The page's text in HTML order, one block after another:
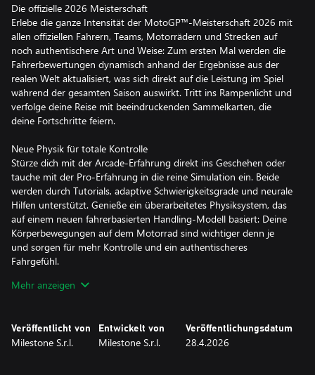
Die offizielle 2026 Meisterschaft
Erlebe die ganze Intensität der MotoGP™-Meisterschaft 2026 mit
allen offiziellen Fahrern, Teams, Motorrädern und Strecken auf
noch authentischere Art und Weise: Zum ersten Mal werden die
Fahrerbewertungen dynamisch anhand der Ergebnisse aus der
realen Welt aktualisiert, was sich direkt auf die Leistung im Spiel
während der gesamten Saison auswirkt. Tritt ins Rampenlicht und
verfolge deine Reise mit beeindruckenden Sammelkarten, die
deine Fortschritte feiern.
Neue Physik für totale Kontrolle
Stürze dich mit der Arcade-Erfahrung direkt ins Geschehen oder
tauche mit der Pro-Erfahrung in die reine Simulation ein. Beide
werden durch Tutorials, adaptive Schwierigkeitsgrade und neurale
Hilfen unterstützt. Genieße ein überarbeitetes Physiksystem, das
auf einem neuen fahrerbasierten Handling-Modell basiert: Deine
Körperbewegungen auf dem Motorrad sind wichtiger denn je
und sorgen für mehr Kontrolle und ein authentischeres
Fahrgefühl.
Eine tiefgründigere Karriere
offiziellen MotoGP™-Stars noch mal und gestalte sie neu. Deine
Reise entwickelt sich Saison für Saison durch
Mehr anzeigen
Veröffentlicht von
Milestone S.r.l.
Entwickelt von
Milestone S.r.l.
Veröffentlichungsdatum
28.4.2026